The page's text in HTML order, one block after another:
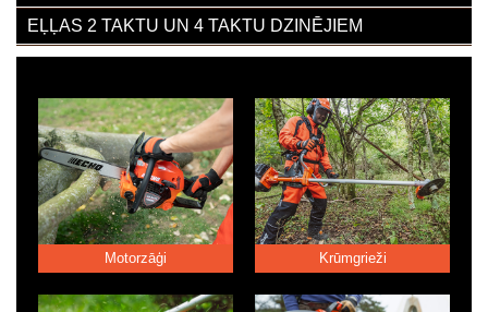
EĻĻAS 2 TAKTU UN 4 TAKTU DZINĒJIEM
Motorzāģi Krūmgrieži